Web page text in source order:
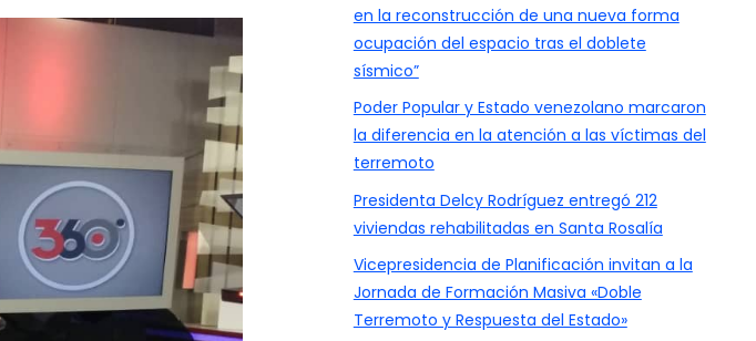
en la reconstrucción de una nueva forma
ocupación del espacio tras el doblete
sísmico”
Poder Popular y Estado venezolano marcaron
la diferencia en la atención a las víctimas del
terremoto
Presidenta Delcy Rodríguez entregó 212
viviendas rehabilitadas en Santa Rosalía
Vicepresidencia de Planificación invitan a la
Jornada de Formación Masiva «Doble
Terremoto y Respuesta del Estado»